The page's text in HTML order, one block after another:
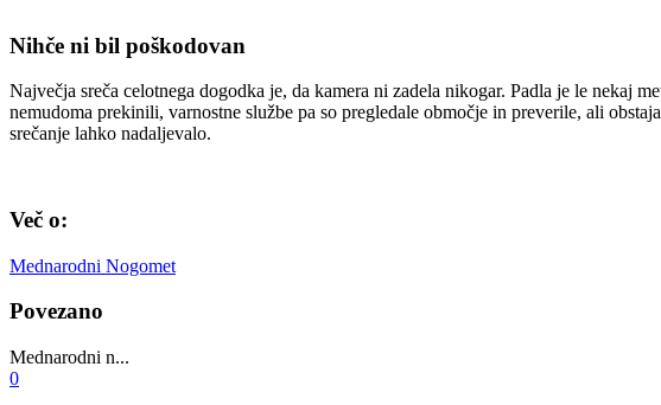
Nihče ni bil poškodovan
Največja sreča celotnega dogodka je, da kamera ni zadela nikogar. Padla je le nekaj
nemudoma prekinili, varnostne službe pa so pregledale območje in preverile, ali
srečanje lahko nadaljevalo.
Več o:
Mednarodni Nogomet
Povezano
Mednarodni n...
0